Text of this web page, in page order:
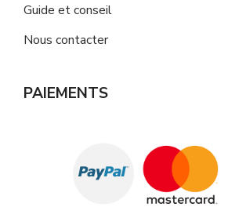
Guide et conseil
Nous contacter
PAIEMENTS